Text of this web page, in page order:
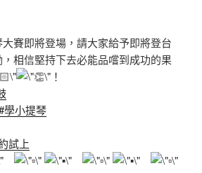
賽即將登場，請大家給予即將登台
相信堅持下去必能品嚐到成功的果
！
學小提琴
試上